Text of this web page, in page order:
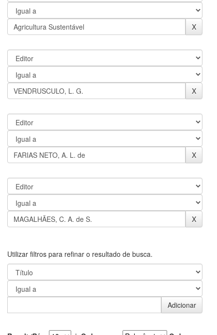
Utilizar filtros para refinar o resultado de busca.